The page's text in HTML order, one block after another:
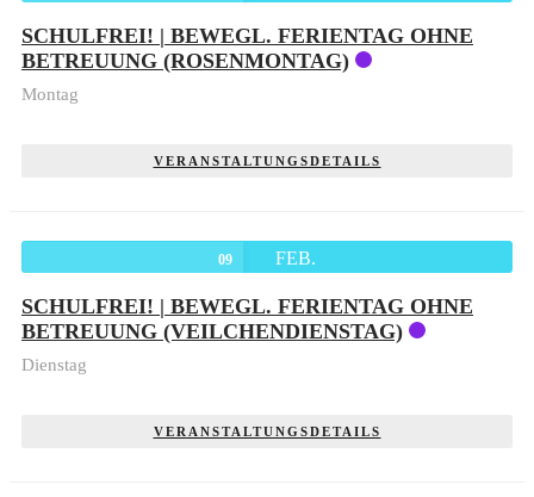
SCHULFREI! | BEWEGL. FERIENTAG OHNE
BETREUUNG (ROSENMONTAG)
Montag
VERANSTALTUNGSDETAILS
09 FEB.
SCHULFREI! | BEWEGL. FERIENTAG OHNE
BETREUUNG (VEILCHENDIENSTAG)
Dienstag
VERANSTALTUNGSDETAILS